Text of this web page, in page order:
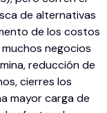
de alternativas
de los costos
negocios
reducción de
cierres los
mayor carga de